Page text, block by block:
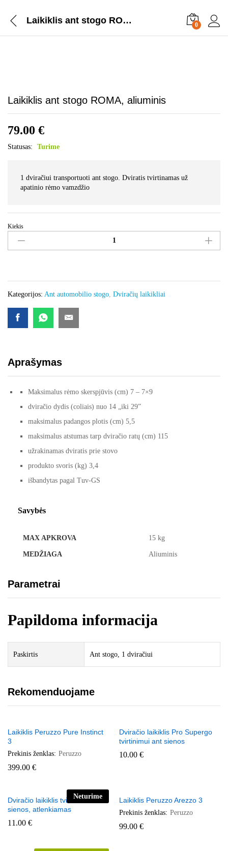
Laikiklis ant stogo ROMA, aliuminis 0
Laikiklis ant stogo ROMA, aliuminis
79.00 €
Statusas: Turime
1 dviračiui transportuoti ant stogo. Dviratis tvirtinamas už
apatinio rėmo vamzdžio
Laikiklis
stogo
Kiekis
Kategorijos: Ant automobilio stogo, Dviračių laikikliai
Aprašymas
Maksimalus rėmo skerspjūvis (cm) 7 – 7×9
dviračio dydis (coliais) nuo 14 „iki 29”
maksimalus padangos plotis (cm) 5,5
maksimalus atstumas tarp dviračio ratų (cm) 115
užrakinamas dviratis prie stovo
produkto svoris (kg) 3,4
išbandytas pagal Tuv-GS
Savybės
MAX APKROVA 15 kg
MEDŽIAGA Aliuminis
Parametrai
Papildoma informacija
Paskirtis Ant stogo, 1 dviračiui
Rekomenduojame
Laikiklis Peruzzo Pure Instinct
3
Prekinis ženklas: Peruzzo
399.00 €
Dviračio laikiklis Pro Supergo
tvirtinimui ant sienos
10.00 €
Neturime
Dviračio laikiklis tvirtinimui ant
sienos, atlenkiamas
11.00 €
Laikiklis Peruzzo Arezzo 3
Prekinis ženklas: Peruzzo
99.00 €